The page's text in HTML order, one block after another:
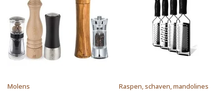
Molens Raspen, schaven, mandolines